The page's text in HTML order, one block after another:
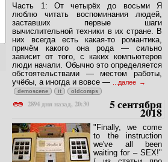
Часть 1: От четырёх до восьми Я
люблю читать воспоминания людей,
заставших первые шаги
вычислительной техники в их стране. В
них всегда есть какая-то романтика,
причём какого она рода — сильно
зависит от того, с каких компьютеров
люди начали. Обычно это определяется
обстоятельствами — местом работы,
учёбы, а иногда и вовсе —
...далее
demoscene it oldcomps
2894 дня назад, 20:30 5 сентября
2018
"Finally, we come
to the instruction
we've all been
waiting for – SEX!"